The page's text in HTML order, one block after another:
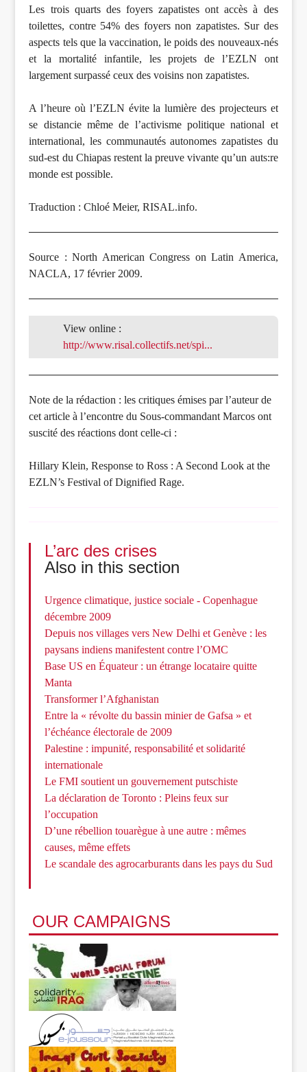
Les trois quarts des foyers zapatistes ont accès à des
toilettes, contre 54% des foyers non zapatistes. Sur des
aspects tels que la vaccination, le poids des nouveaux-nés
et la mortalité infantile, les projets de l’EZLN ont
largement surpassé ceux des voisins non zapatistes.
A l’heure où l’EZLN évite la lumière des projecteurs et
se distancie même de l’activisme politique national et
international, les communautés autonomes zapatistes du
sud-est du Chiapas restent la preuve vivante qu’un auts:re
monde est possible.
Traduction : Chloé Meier, RISAL.info.
Source : North American Congress on Latin America,
NACLA, 17 février 2009.
View online :
http://www.risal.collectifs.net/spi...
Note de la rédaction : les critiques émises par l’auteur de
cet article à l’encontre du Sous-commandant Marcos ont
suscité des réactions dont celle-ci :
Hillary Klein, Response to Ross : A Second Look at the
EZLN’s Festival of Dignified Rage.
L’arc des crises
Also in this section
Urgence climatique, justice sociale - Copenhague
décembre 2009
Depuis nos villages vers New Delhi et Genève : les
paysans indiens manifestent contre l’OMC
Base US en Équateur : un étrange locataire quitte
Manta
Transformer l’Afghanistan
Entre la « révolte du bassin minier de Gafsa » et
l’échéance électorale de 2009
Palestine : impunité, responsabilité et solidarité
internationale
Le FMI soutient un gouvernement putschiste
La déclaration de Toronto : Pleins feux sur
l’occupation
D’une rébellion touarègue à une autre : mêmes
causes, même effets
Le scandale des agrocarburants dans les pays du Sud
OUR CAMPAIGNS